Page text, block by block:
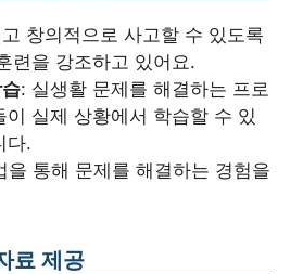
창의적으로 사고할 수 있도록
련을 강조하고 있어요.
: 실생활 문제를 해결하는 프로
이 실제 상황에서 학습할 수 있
다.
을 통해 문제를 해결하는 경험을
료 제공